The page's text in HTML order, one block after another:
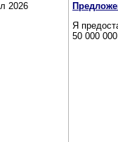
2026
Я
50 000